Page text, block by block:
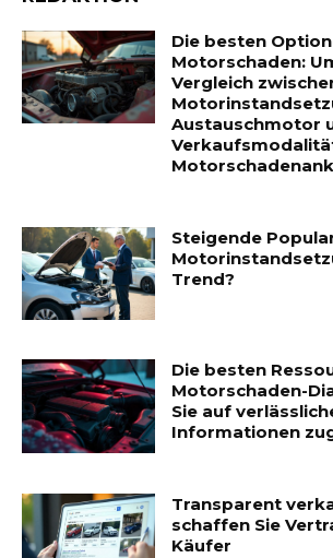
Die besten
Motorschaden:
Vergleich
Austauschmotor
Steigende
Trend?
Die besten
Motorschaden-
Sie auf
Informationen
Transparent
schaffen Sie
Käufer